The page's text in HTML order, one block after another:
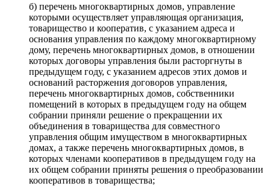
б) перечень многоквартирных домов, управление
которыми осуществляет управляющая организация,
товарищество и кооператив, с указанием адреса и
основания управления по каждому многоквартирному
дому, перечень многоквартирных домов, в отношении
которых договоры управления были расторгнуты в
предыдущем году, с указанием адресов этих домов и
оснований расторжения договоров управления,
перечень многоквартирных домов, собственники
помещений в которых в предыдущем году на общем
собрании приняли решение о прекращении их
объединения в товарищества для совместного
управления общим имуществом в многоквартирных
домах, а также перечень многоквартирных домов, в
которых членами кооперативов в предыдущем году на
их общем собрании приняты решения о преобразовании
кооперативов в товарищества;